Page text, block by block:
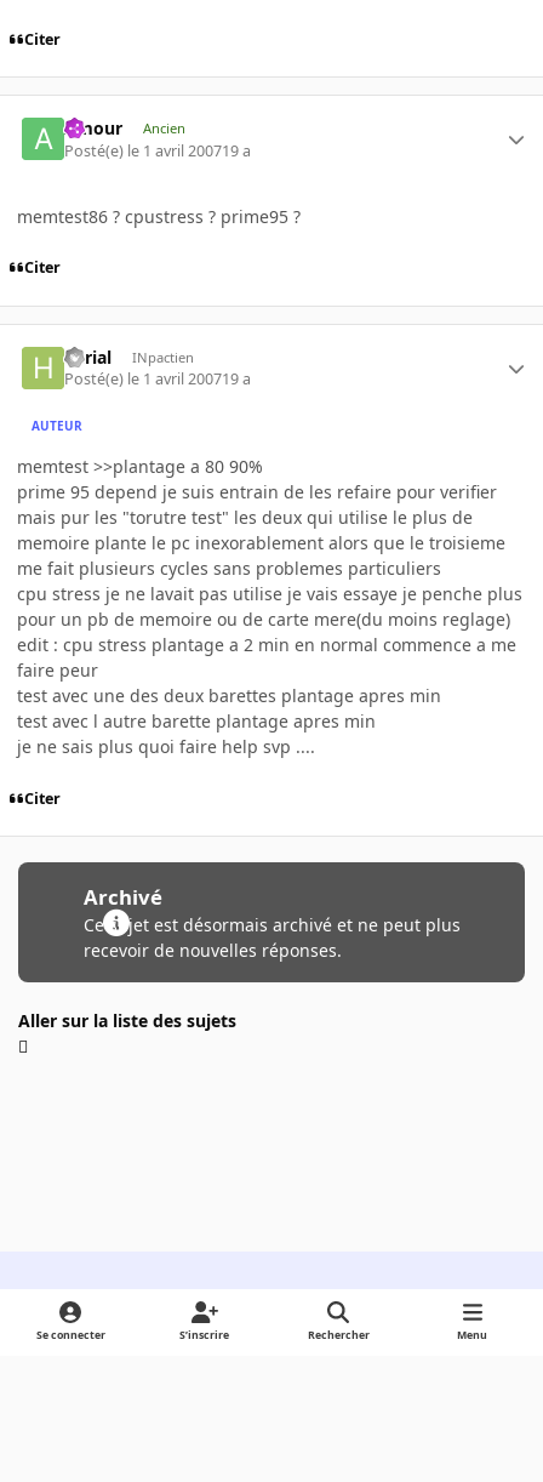
Citer
Amour Ancien
Posté(e) le 1 avril 200719 a
memtest86 ? cpustress ? prime95 ?
Citer
herial INpactien
Posté(e) le 1 avril 200719 a
AUTEUR
memtest >>plantage a 80 90%
prime 95 depend je suis entrain de les refaire pour verifier
mais pur les "torutre test" les deux qui utilise le plus de
memoire plante le pc inexorablement alors que le troisieme
me fait plusieurs cycles sans problemes particuliers
cpu stress je ne lavait pas utilise je vais essaye je penche plus
pour un pb de memoire ou de carte mere(du moins reglage)
edit : cpu stress plantage a 2 min en normal commence a me
faire peur
test avec une des deux barettes plantage apres min
test avec l autre barette plantage apres min
je ne sais plus quoi faire help svp ....
Citer
Archivé
Ce sujet est désormais archivé et ne peut plus
recevoir de nouvelles réponses.
Aller sur la liste des sujets
Light ModeDark ModeSystem Preference
Se connecter S’inscrire Rechercher Menu